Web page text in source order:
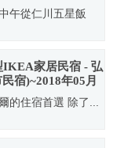
午從仁川五星飯
IKEA家居民宿 - 弘
宿)~2018年05月
的住宿首選 除了...